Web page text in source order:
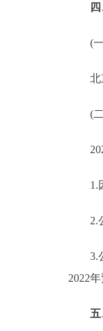
四、
(一)“
北京
(二)“
2022
1.因
2.公
3.公
2022
五、